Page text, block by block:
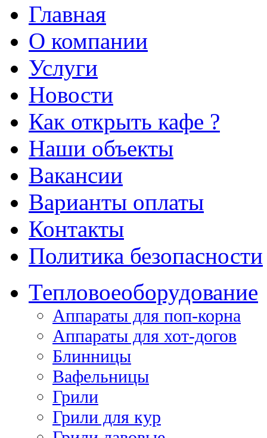
Главная
О компании
Услуги
Новости
Как открыть кафе ?
Наши объекты
Вакансии
Варианты оплаты
Контакты
Политика безопасности
Тепловоеоборудование
Аппараты для поп-корна
Аппараты для хот-догов
Блинницы
Вафельницы
Грили
Грили для кур